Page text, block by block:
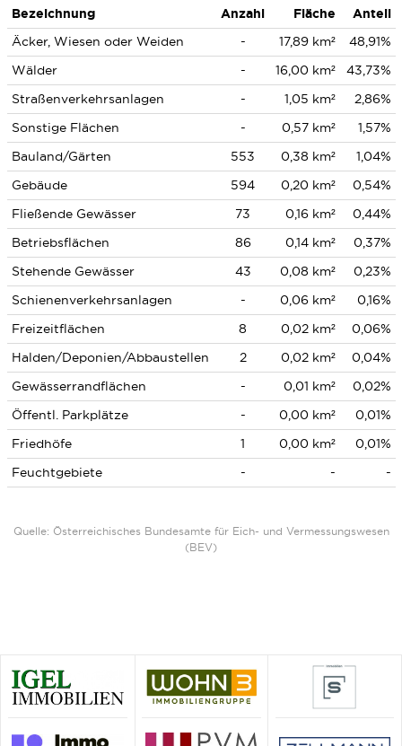
Bezeichnung Anzahl Fläche
Anteil
Äcker, Wiesen oder Weiden
- 17,89 km²
48,91%
Wälder
- 16,00 km²
43,73%
Straßenverkehrsanlagen
- 1,05 km²
2,86%
Sonstige Flächen
- 0,57 km²
1,57%
Bauland/Gärten
553 0,38 km²
1,04%
Gebäude
594 0,20 km²
0,54%
Fließende Gewässer
73 0,16 km²
0,44%
Betriebsflächen
86 0,14 km²
0,37%
Stehende Gewässer
43 0,08 km²
0,23%
Schienenverkehrsanlagen
- 0,06 km²
0,16%
Freizeitflächen
8 0,02 km²
0,06%
Halden/Deponien/Abbaustellen
2 0,02 km²
0,04%
Gewässerrandflächen
- 0,01 km²
0,02%
Öffentl. Parkplätze
- 0,00 km²
0,01%
Friedhöfe
1 0,00 km²
0,01%
Feuchtgebiete
- - -
Quelle: Österreichisches Bundesamte für Eich- und Vermessungswesen
(BEV)